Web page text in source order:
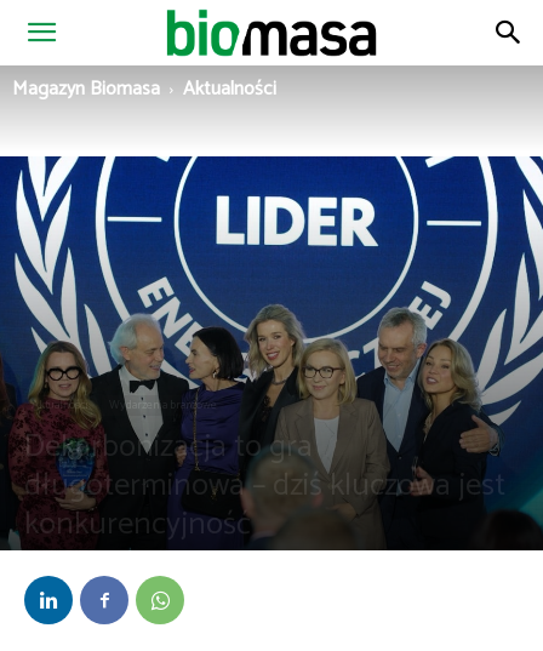
Magazyn
Magazyn Biomasa Aktualności
Aktualności Wydarzenia branżowe
Dekarbonizacja to gra
długoterminowa – dziś kluczowa jest
konkurencyjność